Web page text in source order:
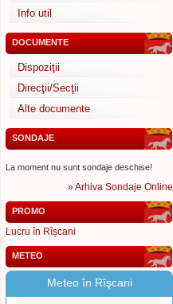
Info util
DOCUMENTE
Dispoziţii
Direcţii/Secţii
Alte documente
SONDAJE
La moment nu sunt sondaje deschise!
»Arhiva Sondaje Online
PROMO
Lucru în Rîșcani
METEO
Meteo în Rîşcani